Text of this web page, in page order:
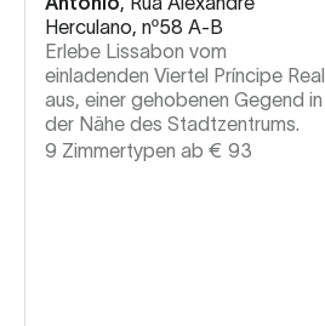
Herculano, nº58 A-B
Erlebe Lissabon vom
einladenden Viertel Príncipe Real
aus, einer gehobenen Gegend in
der Nähe des Stadtzentrums.
9 Zimmertypen ab € 93